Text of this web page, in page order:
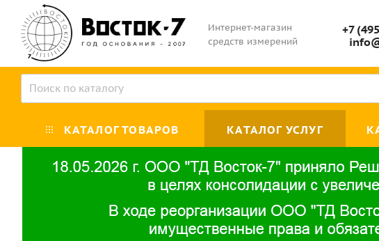
Интернет-магазин
средств измерений
+7
КАТАЛОГ ТОВАРОВ КАТАЛОГ УСЛУГ